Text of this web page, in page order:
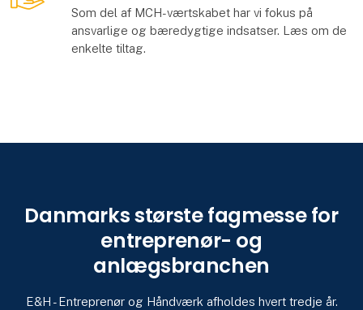
Som del af MCH-værtskabet har vi fokus på
ansvarlige og bæredygtige indsatser. Læs om de
enkelte tiltag.
Danmarks største fagmesse for
entreprenør- og
anlægsbranchen
E&H - Entreprenør og Håndværk afholdes hvert tredje år.